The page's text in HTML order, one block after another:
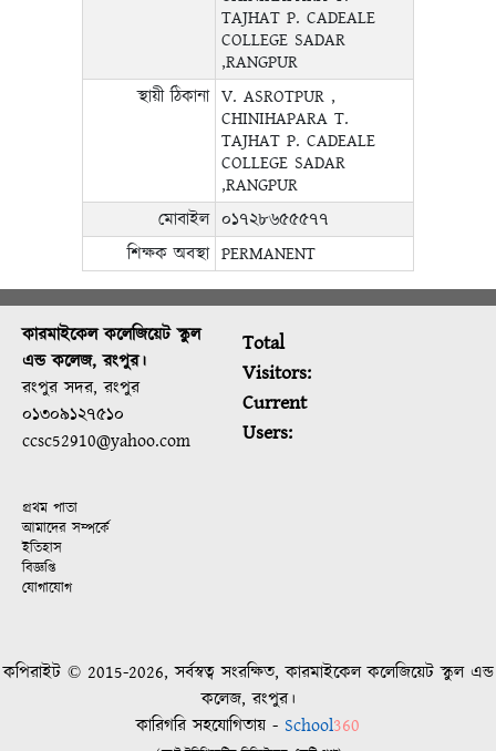
TAJHAT P. CADEALE
COLLEGE SADAR
,RANGPUR
স্থায়ী ঠিকানা V. ASROTPUR ,
CHINIHAPARA T.
TAJHAT P. CADEALE
COLLEGE SADAR
,RANGPUR
মোবাইল ০১৭২৮৬৫৫৫৭৭
শিক্ষক অবস্থা PERMANENT
কারমাইকেল কলেজিয়েট স্কুল
এন্ড কলেজ, রংপুর।
রংপুর সদর, রংপুর
০১৩০৯১২৭৫১০
ccsc52910@yahoo.com
Total
Visitors:
Current
Users:
প্রথম পাতা
আমাদের সম্পর্কে
ইতিহাস
বিজ্ঞপ্তি
যোগাযোগ
কপিরাইট © 2015-2026, সর্বস্বত্ব সংরক্ষিত, কারমাইকেল কলেজিয়েট স্কুল এন্ড
কলেজ, রংপুর।
কারিগরি সহযোগিতায় - School360